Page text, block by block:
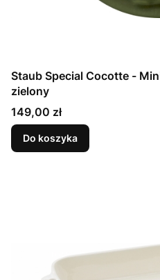
Staub Special Cocotte - Mini cocotte karczoch 450 ml
zielony
Cena
149,00 zł
Do koszyka